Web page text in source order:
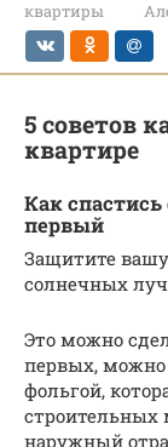
квартиры
5 советов
квартире
Как
первый
Защитите
солнечных
Это можно
первых, можно
фольгой,
строительных
наружный